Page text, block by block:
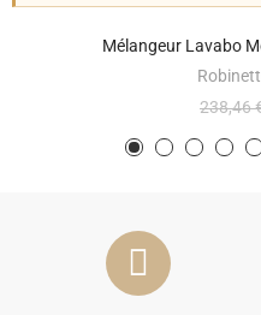
Mélangeur Lavabo
238,46